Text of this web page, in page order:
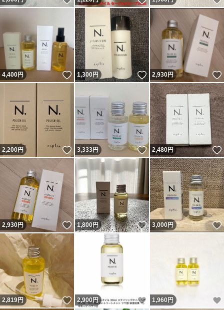
4,400円 いいね！
1,300円 いいね！
2,930円
2,200円 いいね！
3,333円 いいね！
2,480円
2,930円 いいね！
1,800円 いいね！
3,000円
2,819円 いいね！
2,900円 いいね！
1,960 円